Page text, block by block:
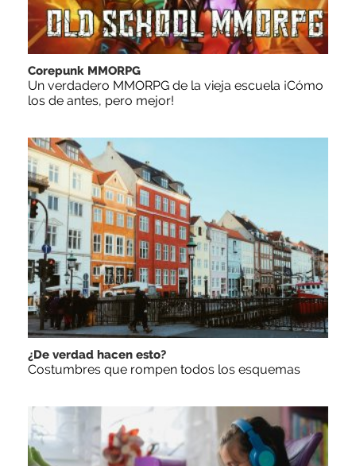
Corepunk MMORPG
Un verdadero MMORPG de la vieja escuela ¡Cómo
los de antes, pero mejor!
¿De verdad hacen esto?
Costumbres que rompen todos los esquemas